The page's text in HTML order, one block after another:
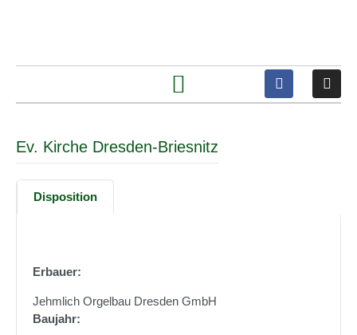
Ev. Kirche Dresden-Briesnitz
Disposition
Erbauer:
Jehmlich Orgelbau Dresden GmbH
Baujahr: